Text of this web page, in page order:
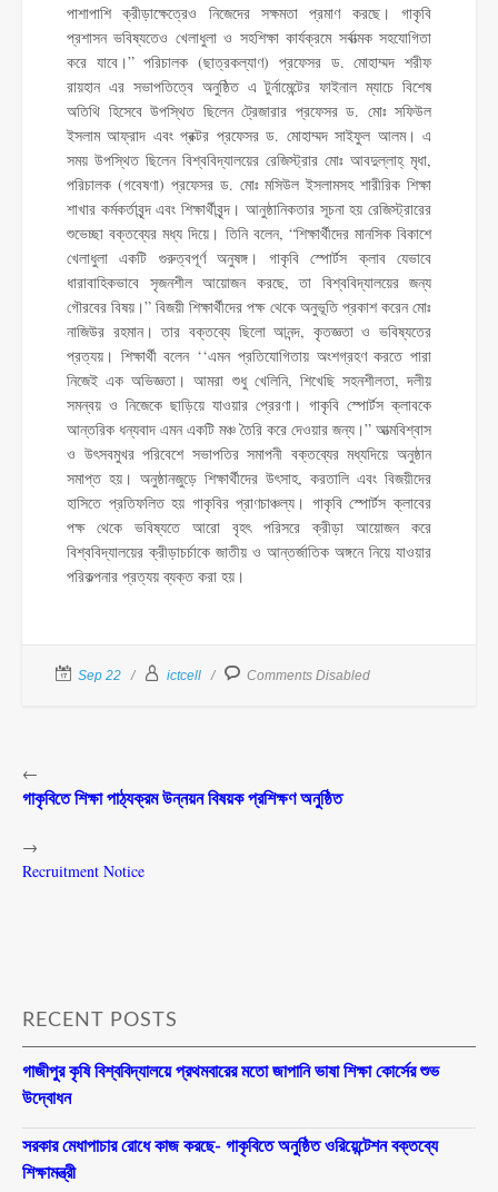
পাশাপাশি ক্রীড়াক্ষেত্রেও নিজেদের সক্ষমতা প্রমাণ করছে। গাকৃবি
প্রশাসন ভবিষ্যতেও খেলাধুলা ও সহশিক্ষা কার্যক্রমে সর্বাত্মক সহযোগিতা
করে যাবে।” পরিচালক (ছাত্রকল্যাণ) প্রফেসর ড. মোহাম্মদ শরীফ
রায়হান এর সভাপতিত্বে অনুষ্ঠিত এ টুর্নামেন্টের ফাইনাল ম্যাচে বিশেষ
অতিথি হিসেবে উপস্থিত ছিলেন ট্রেজারার প্রফেসর ড. মোঃ সফিউল
ইসলাম আফ্রাদ এবং প্রক্টর প্রফেসর ড. মোহাম্মদ সাইফুল আলম। এ
সময় উপস্থিত ছিলেন বিশ্ববিদ্যালয়ের রেজিস্ট্রার মোঃ আবদুল্লাহ্ মৃধা,
পরিচালক (গবেষণা) প্রফেসর ড. মোঃ মসিউল ইসলামসহ শারীরিক শিক্ষা
শাখার কর্মকর্তাবৃন্দ এবং শিক্ষার্থীবৃন্দ। আনুষ্ঠানিকতার সূচনা হয় রেজিস্ট্রারের
শুভেচ্ছা বক্তব্যের মধ্য দিয়ে। তিনি বলেন, “শিক্ষার্থীদের মানসিক বিকাশে
খেলাধুলা একটি গুরুত্বপূর্ণ অনুষঙ্গ। গাকৃবি স্পোর্টস ক্লাব যেভাবে
ধারাবাহিকভাবে সৃজনশীল আয়োজন করছে, তা বিশ্ববিদ্যালয়ের জন্য
গৌরবের বিষয়।” বিজয়ী শিক্ষার্থীদের পক্ষ থেকে অনুভূতি প্রকাশ করেন মোঃ
নাজিউর রহমান। তার বক্তব্যে ছিলো আনন্দ, কৃতজ্ঞতা ও ভবিষ্যতের
প্রত্যয়। শিক্ষার্থী বলেন ‘‘এমন প্রতিযোগিতায় অংশগ্রহণ করতে পারা
নিজেই এক অভিজ্ঞতা। আমরা শুধু খেলিনি, শিখেছি সহনশীলতা, দলীয়
সমন্বয় ও নিজেকে ছাড়িয়ে যাওয়ার প্রেরণা। গাকৃবি স্পোর্টস ক্লাবকে
আন্তরিক ধন্যবাদ এমন একটি মঞ্চ তৈরি করে দেওয়ার জন্য।” আত্মবিশ্বাস
ও উৎসবমুখর পরিবেশে সভাপতির সমাপনী বক্তব্যের মধ্যদিয়ে অনুষ্ঠান
সমাপ্ত হয়। অনুষ্ঠানজুড়ে শিক্ষার্থীদের উৎসাহ, করতালি এবং বিজয়ীদের
হাসিতে প্রতিফলিত হয় গাকৃবির প্রাণচাঞ্চল্য। গাকৃবি স্পোর্টস ক্লাবের
পক্ষ থেকে ভবিষ্যতে আরো বৃহৎ পরিসরে ক্রীড়া আয়োজন করে
বিশ্ববিদ্যালয়ের ক্রীড়াচর্চাকে জাতীয় ও আন্তর্জাতিক অঙ্গনে নিয়ে যাওয়ার
পরিকল্পনার প্রত্যয় ব্যক্ত করা হয়।
Sep 22 ictcell Comments Disabled
←
গাকৃবিতে শিক্ষা পাঠ্যক্রম উন্নয়ন বিষয়ক প্রশিক্ষণ অনুষ্ঠিত
→
Recruitment Notice
RECENT POSTS
গাজীপুর কৃষি বিশ্ববিদ্যালয়ে প্রথমবারের মতো জাপানি ভাষা শিক্ষা কোর্সের শুভ
উদ্বোধন
সরকার মেধাপাচার রোধে কাজ করছে- গাকৃবিতে অনুষ্ঠিত ওরিয়েন্টেশন বক্তব্যে
শিক্ষামন্ত্রী